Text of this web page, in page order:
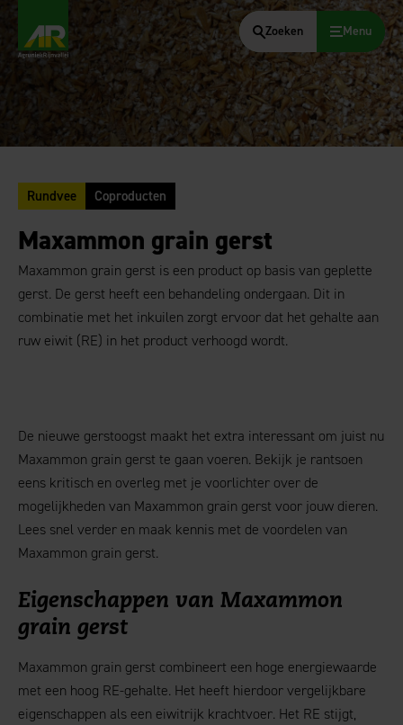
AgruniekRijnvallei
Zoeken Menu
Rundvee Coproducten
Maxammon grain gerst
Maxammon grain gerst is een product op basis van geplette
gerst. De gerst heeft een behandeling ondergaan. Dit in
combinatie met het inkuilen zorgt ervoor dat het gehalte aan
ruw eiwit (RE) in het product verhoogd wordt.
De nieuwe gerstoogst maakt het extra interessant om juist nu
Maxammon grain gerst te gaan voeren. Bekijk je rantsoen
eens kritisch en overleg met je voorlichter over de
mogelijkheden van Maxammon grain gerst voor jouw dieren.
Lees snel verder en maak kennis met de voordelen van
Maxammon grain gerst.
Eigenschappen van Maxammon
grain gerst
Maxammon grain gerst combineert een hoge energiewaarde
met een hoog RE-gehalte. Het heeft hierdoor vergelijkbare
eigenschappen als een eiwitrijk krachtvoer. Het RE stijgt,